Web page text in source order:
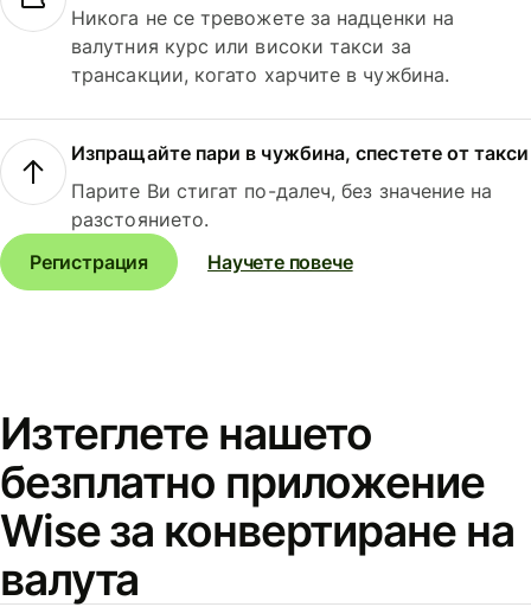
Никога не се тревожете за надценки на
валутния курс или високи такси за
трансакции, когато харчите в чужбина.
Изпращайте пари в чужбина, спестете от такси
Парите Ви стигат по-далеч, без значение на
разстоянието.
Регистрация
Научете повече
Изтеглете нашето
безплатно приложение
Wise за конвертиране на
валута